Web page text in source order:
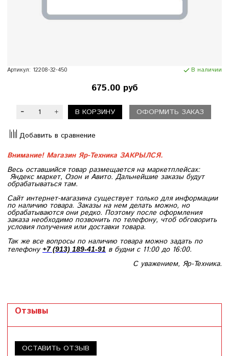
Артикул: 12208-32-450 В наличии
675.00 руб
В КОРЗИНУ ОФОРМИТЬ ЗАКАЗ
Добавить в сравнение
Внимание! Магазин Яр-Техника ЗАКРЫЛСЯ.
Весь оставшийся товар размещается на маркетплейсах:
Яндекс маркет, Озон и Авито. Дальнейшие заказы будут
обрабатываться там.
Сайт интернет-магазина существует только для информации
по наличию товара. Заказы на нем делать можно, но
обрабатываются они редко. Поэтому после оформления
заказа необходимо позвонить по телефону, чтоб обговорить
условия получения или доставки товара.
Так же все вопросы по наличию товара можно задать по
телефону+7 (913) 189-41-91 в будни с 11:00 до 16:00.
С уважением, Яр-Техника.
Отзывы
ОСТАВИТЬ ОТЗЫВ